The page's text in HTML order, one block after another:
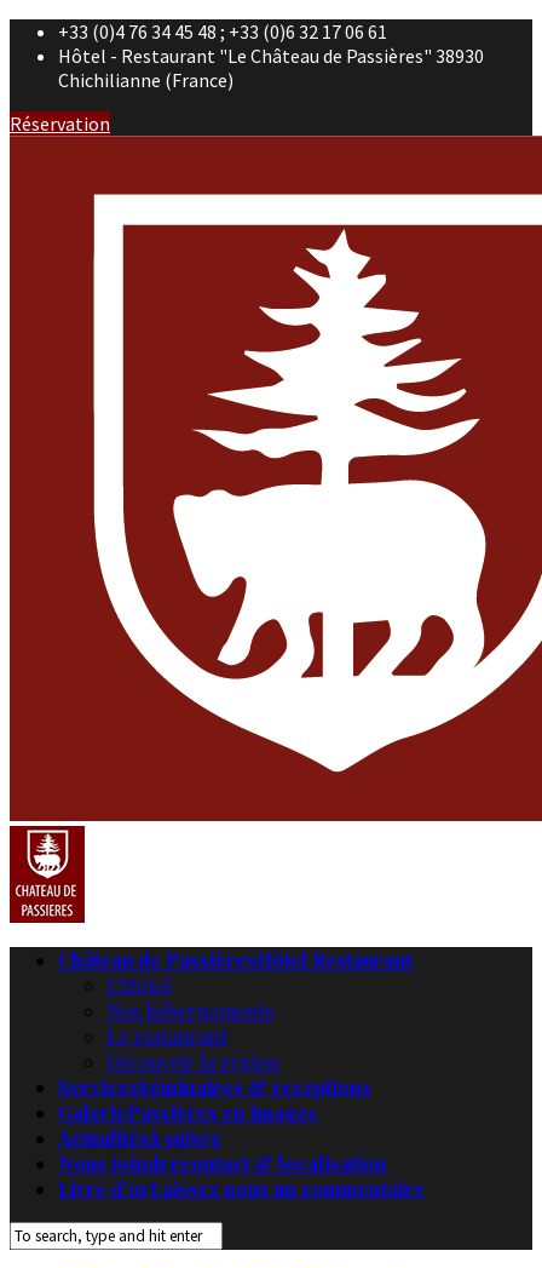
+33 (0)4 76 34 45 48 ; +33 (0)6 32 17 06 61
Hôtel - Restaurant "Le Château de Passières" 38930
Chichilianne (France)
Réservation
Château de PassièresHôtel Restaurant
L’Hôtel
Nos hébergements
Le restaurant
Découvrir la région
ServicesSéminaires & receptions
GaleriePassières en images
Actualitésà suivre
Nous joindrecontact & localisation
Livre d’orLaissez nous un commentaire